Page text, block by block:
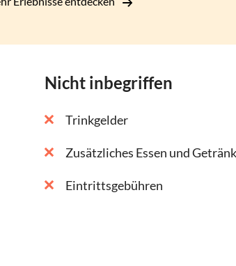
Nicht inbegriffen
Trinkgelder
Zusätzliches Essen und
Eintrittsgebühren